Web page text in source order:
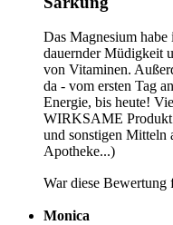
Das Magnesium
dauernder Müdigkeit
von Vitaminen.
da - vom ersten Tag
Energie, bis heute!
WIRKSAME
und sonstigen Mitteln
Apotheke...)
War diese
Monica